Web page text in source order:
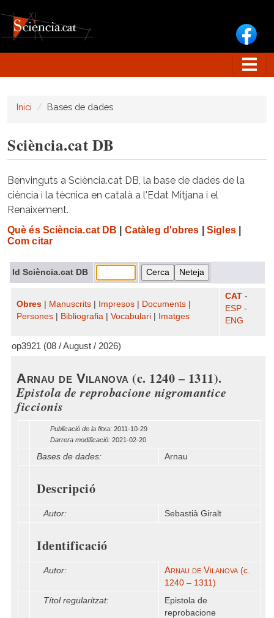
Inici Bases de dades
Sciència.cat DB
Benvinguts a Sciència.cat DB, la base de dades de la
ciència i la tècnica en català a l'Edat Mitjana i el
Renaixement.
Què és Sciència.cat DB Catàleg d'obres Sigles|
Com citar
Id Sciència.cat DB
Obres Manuscrits Impresos Documents
Persones
Bibliografia Vocabulari Imatges
CAT -
ESP -
ENG
op3921 (08 / August / 2026)
Arnau de Vilanova (c. 1240 – 1311).
Epistola de reprobacione nigromantice
ficcionis
Publicació de la fitxa: 2011-10-29
Darrera modificació: 2021-02-20
Bases de dades: Arnau
Descripció
Autor: Sebastià Giralt
Identificació
Autor: Arnau de Vilanova(c.
1240 – 1311)
Títol regularitzat:
Epistola de
reprobacione